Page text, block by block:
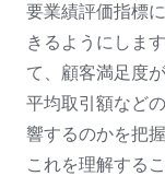
要業績評価指標
きるようにしま
て、顧客満足度
平均取引額など
響するのかを把
これを理解する